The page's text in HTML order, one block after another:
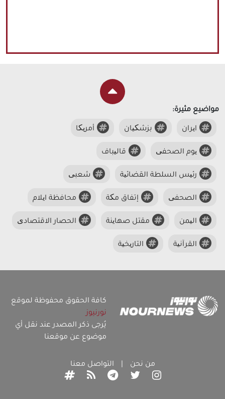
مواضيع مثيرة:
ایران بزشکیان أمریکا
یوم الصحفی قالیباف
رئیس السلطة القضائیة شعبی
الصحفی إتفاق مکة محافظة ایلام
الیمن مقتل صهاینة الحصار الاقتصادی
القرآنیة التاریخیة
كافة الحقوق محفوظة لموقع
نورنيوز
يُرجى ذكر المصدر عند نقل أي
موضوع عن موقعنا
من نحن التواصل معنا